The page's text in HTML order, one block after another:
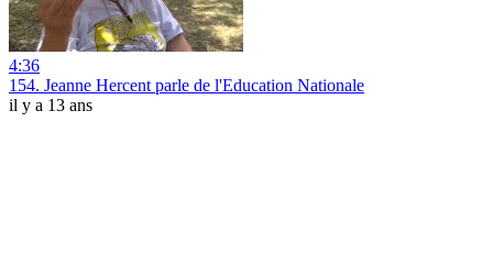
4:36
154. Jeanne Hercent parle de l'Education Nationale
il y a 13 ans